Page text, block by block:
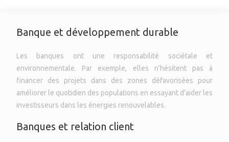
Banque et développement durable
Les banques ont une responsabilité sociétale et
environnementale. Par exemple, elles n’hésitent pas à
financer des projets dans des zones défavorisées pour
améliorer le quotidien des populations en essayant d’aider les
investisseurs dans les énergies renouvelables.
Banques et relation client